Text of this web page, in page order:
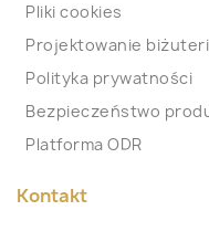
Pliki cookies
Projektowanie
Polityka prywatności
Bezpieczeństwo
Platforma ODR
Kontakt